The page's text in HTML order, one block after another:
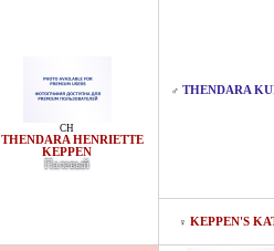
CH
THENDARA HENRIETTE
KEPPEN
Палевый
♂ THENDARA
♀ KEPPEN'S